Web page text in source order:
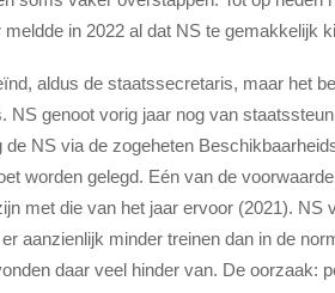
in 2022 al dat NS te gemakkelijk
aldus de staatssecretaris, maar het
NS genoot vorig jaar nog van
NS via de zogeheten
worden gelegd. Eén van de
met die van het jaar ervoor (2021). NS
aanzienlijk minder treinen dan in de
daar veel hinder van. De oorzaak: